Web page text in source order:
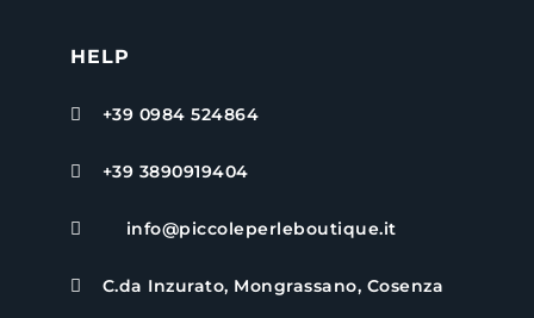
HELP
 +39 0984 524864
 +39 3890919404
 info@piccoleperleboutique.it
 C.da Inzurato, Mongrassano, Cosenza